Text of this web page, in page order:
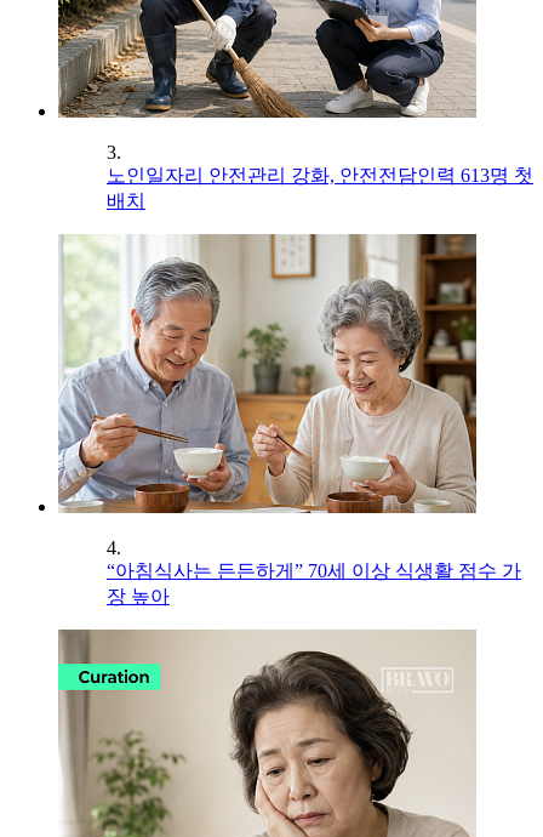
3.
노인일자리 안전관리 강화, 안전전담인력 613명 첫
배치
4.
“아침식사는 든든하게” 70세 이상 식생활 점수 가
장 높아